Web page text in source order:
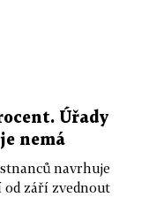
Úřady
nemá
navrhuje
září zvednout